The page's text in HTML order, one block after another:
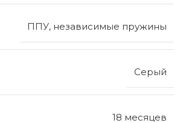
ППУ, независимые пружины
Серый
18 месяцев